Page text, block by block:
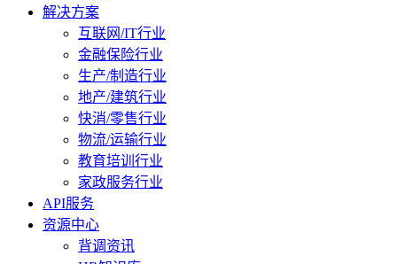
解决方案
互联网/IT行业
金融保险行业
生产/制造行业
地产/建筑行业
快消/零售行业
物流/运输行业
教育培训行业
家政服务行业
API服务
资源中心
背调资讯